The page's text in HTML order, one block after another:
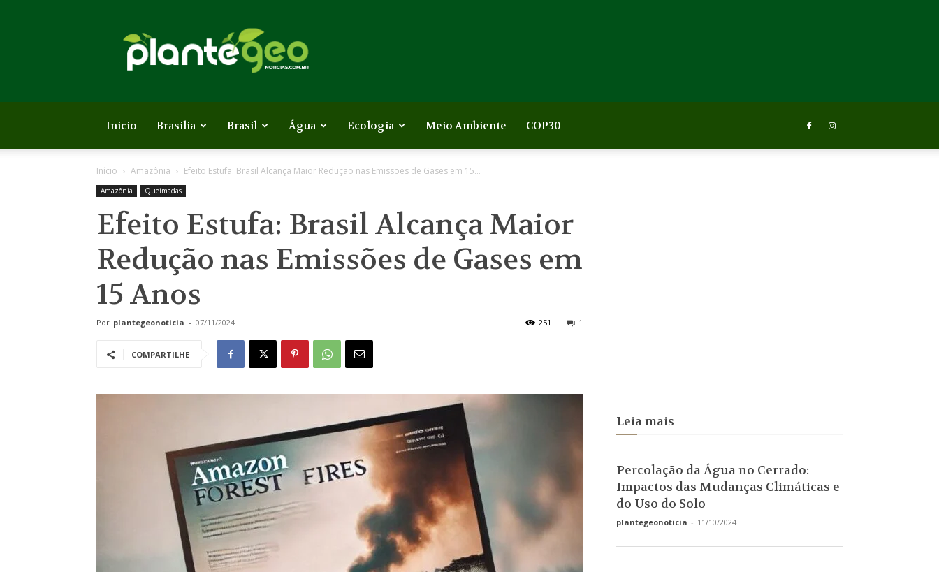
Geo
Inicio Brasilia Brasil Água Ecologia Meio Ambiente COP30
Início Amazônia Efeito Estufa: Brasil Alcança Maior Redução nas Emissões de Gases em 15...
Amazônia Queimadas
Efeito Estufa: Brasil Alcança Maior
Redução nas Emissões de Gases em
15 Anos
Por plantegeonoticia - 07/11/2024 1
251
COMPARTILHE
Leia mais
Percolação da Água no Cerrado:
Impactos das Mudanças Climáticas e
do Uso do Solo
plantegeonoticia - 11/10/2024